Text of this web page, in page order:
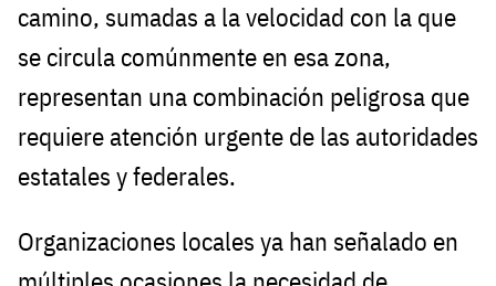
camino, sumadas a la velocidad con la que
se circula comúnmente en esa zona,
representan una combinación peligrosa que
requiere atención urgente de las autoridades
estatales y federales.
Organizaciones locales ya han señalado en